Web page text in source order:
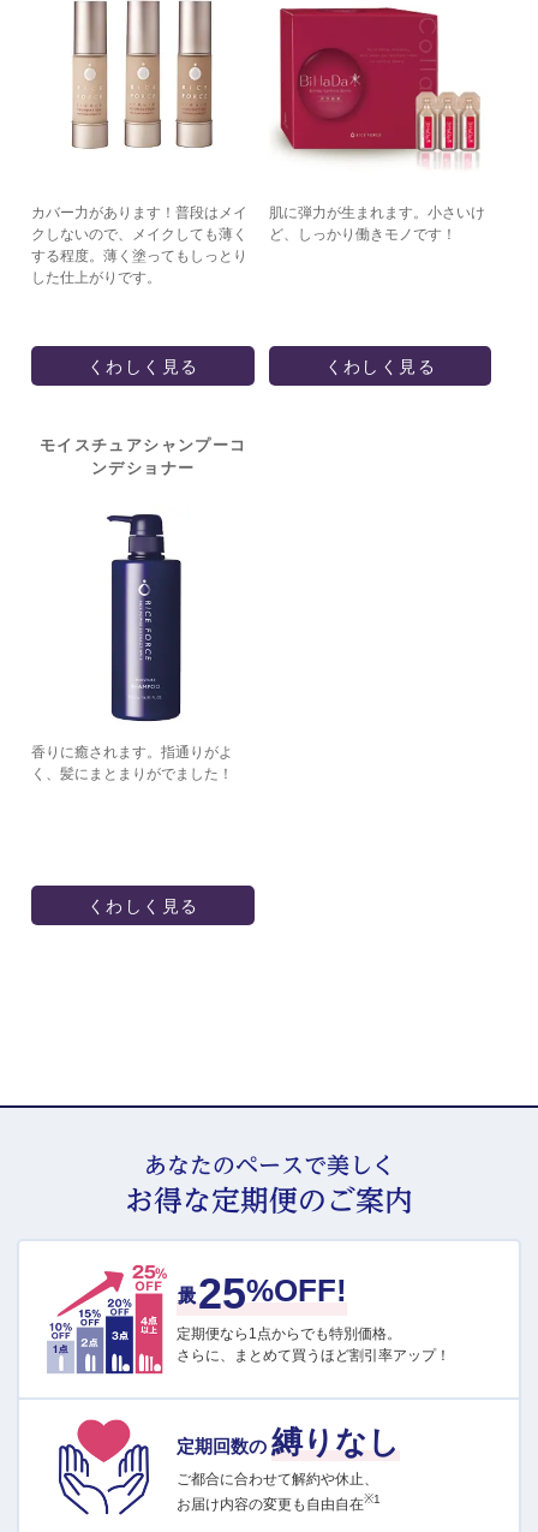
カバー力があります！普段はメイ
クしないので、メイクしても薄く
する程度。薄く塗ってもしっとり
した仕上がりです。
くわしく見る
肌に弾力が生まれます。小さいけ
ど、しっかり働きモノです！
くわしく見る
モイスチュアシャンプー コ
ンデショナー
香りに癒されます。指通りがよ
く、髪にまとまりがでました！
くわしく見る
あなたのペースで美しく
お得な定期便のご案内
25%OFF!
定期便なら1点からでも特別価格。
さらに、まとめて買うほど割引率アップ！
定期回数の 縛りなし
ご都合に合わせて解約や休止、
お届け内容の変更も自由自在※1